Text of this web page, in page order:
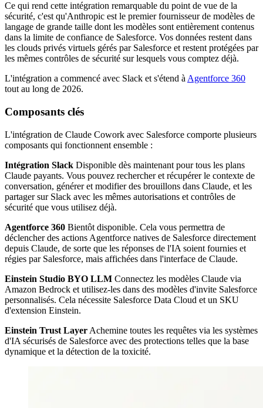
Ce qui rend cette intégration remarquable du point de vue de la
sécurité, c'est qu'Anthropic est le premier fournisseur de modèles de
langage de grande taille dont les modèles sont entièrement contenus
dans la limite de confiance de Salesforce. Vos données restent dans
les clouds privés virtuels gérés par Salesforce et restent protégées par
les mêmes contrôles de sécurité sur lesquels vous comptez déjà.
L'intégration a commencé avec Slack et s'étend à Agentforce 360
tout au long de 2026.
Composants clés
L'intégration de Claude Cowork avec Salesforce comporte plusieurs
composants qui fonctionnent ensemble :
Intégration Slack Disponible dès maintenant pour tous les plans
Claude payants. Vous pouvez rechercher et récupérer le contexte de
conversation, générer et modifier des brouillons dans Claude, et les
partager sur Slack avec les mêmes autorisations et contrôles de
sécurité que vous utilisez déjà.
Agentforce 360 Bientôt disponible. Cela vous permettra de
déclencher des actions Agentforce natives de Salesforce directement
depuis Claude, de sorte que les réponses de l'IA soient fournies et
régies par Salesforce, mais affichées dans l'interface de Claude.
Einstein Studio BYO LLM Connectez les modèles Claude via
Amazon Bedrock et utilisez-les dans des modèles d'invite Salesforce
personnalisés. Cela nécessite Salesforce Data Cloud et un SKU
d'extension Einstein.
Einstein Trust Layer Achemine toutes les requêtes via les systèmes
d'IA sécurisés de Salesforce avec des protections telles que la base
dynamique et la détection de la toxicité.